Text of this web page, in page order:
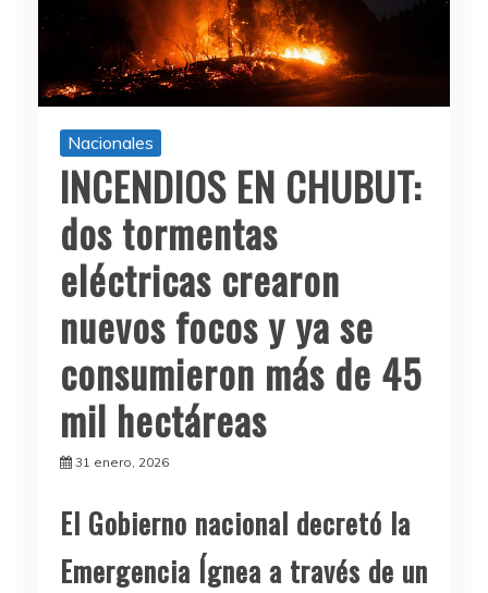
Nacionales
INCENDIOS EN CHUBUT:
dos tormentas
eléctricas crearon
nuevos focos y ya se
consumieron más de 45
mil hectáreas
31 enero, 2026
El Gobierno nacional decretó la
Emergencia Ígnea a través de un